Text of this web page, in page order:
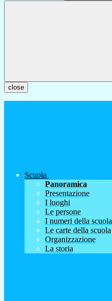
close
Scuola
Panoramica
Presentazione
I luoghi
Le persone
I numeri della scuola
Le carte della scuola
Organizzazione
La storia